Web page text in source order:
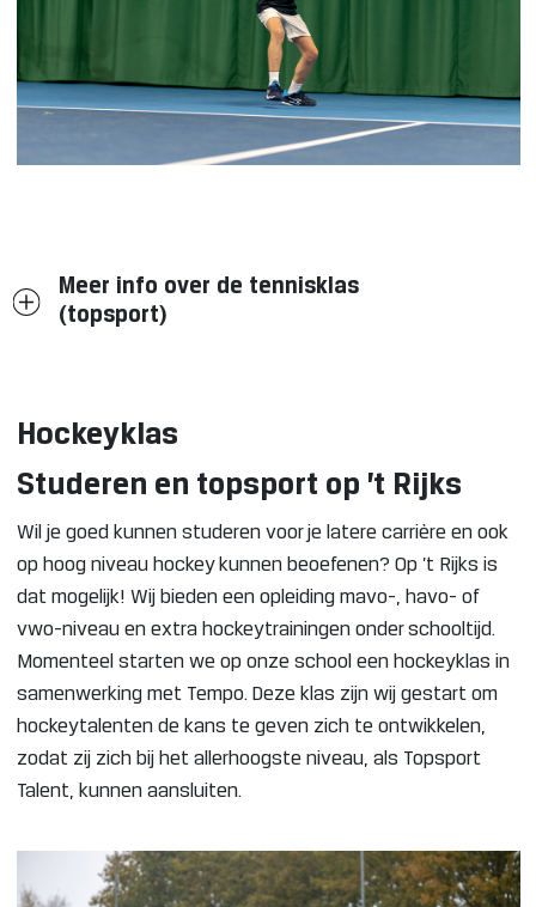
Meer info over de tennisklas
(topsport)
Hockeyklas
Studeren en topsport op ’t Rijks
Wil je goed kunnen studeren voor je latere carrière en ook
op hoog niveau hockey kunnen beoefenen? Op ’t Rijks is
dat mogelijk! Wij bieden een opleiding mavo-, havo- of
vwo-niveau en extra hockeytrainingen onder schooltijd.
Momenteel starten we op onze school een hockeyklas in
samenwerking met Tempo. Deze klas zijn wij gestart om
hockeytalenten de kans te geven zich te ontwikkelen,
zodat zij zich bij het allerhoogste niveau, als Topsport
Talent, kunnen aansluiten.